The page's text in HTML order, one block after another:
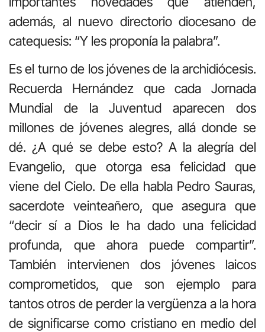
además, al nuevo directorio diocesano de
catequesis: “Y les proponía la palabra”.
Es el turno de los jóvenes de la archidiócesis.
Recuerda Hernández que cada Jornada
Mundial de la Juventud aparecen dos
millones de jóvenes alegres, allá donde se
dé. ¿A qué se debe esto? A la alegría del
Evangelio, que otorga esa felicidad que
viene del Cielo. De ella habla Pedro Sauras,
sacerdote veinteañero, que asegura que
“decir sí a Dios le ha dado una felicidad
profunda, que ahora puede compartir”.
También intervienen dos jóvenes laicos
comprometidos, que son ejemplo para
tantos otros de perder la vergüenza a la hora
de significarse como cristiano en medio del